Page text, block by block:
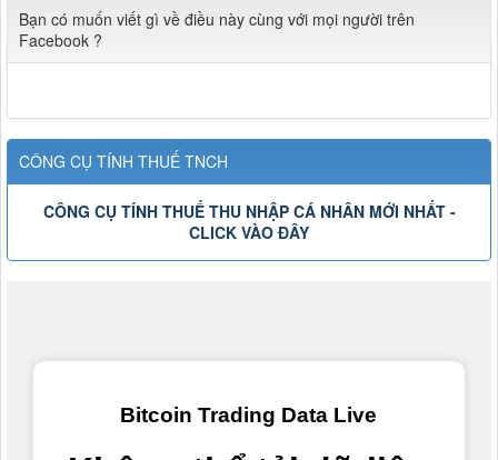
Bạn có muốn viết gì về điều này cùng với mọi người trên
Facebook ?
CÔNG CỤ TÍNH THUẾ TNCH
CÔNG CỤ TÍNH THUẾ THU NHẬP CÁ NHÂN MỚI NHẤT -
CLICK VÀO ĐÂY